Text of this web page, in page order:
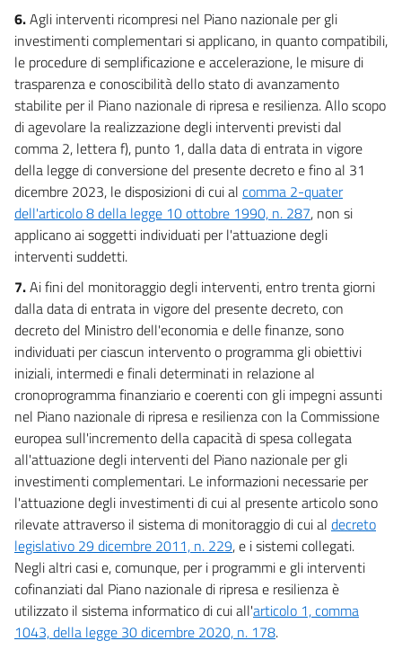
6.Agli interventi ricompresi nel Piano nazionale per gli
investimenti complementari si applicano, in quanto compatibili,
le procedure di semplificazione e accelerazione, le misure di
trasparenza e conoscibilità dello stato di avanzamento
stabilite per il Piano nazionale di ripresa e resilienza. Allo scopo
di agevolare la realizzazione degli interventi previsti dal
comma 2, lettera f), punto 1, dalla data di entrata in vigore
della legge di conversione del presente decreto e fino al 31
dicembre 2023, le disposizioni di cui al comma 2-quater
dell'articolo 8 della legge 10 ottobre 1990, n. 287, non si
applicano ai soggetti individuati per l'attuazione degli
interventi suddetti.
7.Ai fini del monitoraggio degli interventi, entro trenta giorni
dalla data di entrata in vigore del presente decreto, con
decreto del Ministro dell'economia e delle finanze, sono
individuati per ciascun intervento o programma gli obiettivi
iniziali, intermedi e finali determinati in relazione al
cronoprogramma finanziario e coerenti con gli impegni assunti
nel Piano nazionale di ripresa e resilienza con la Commissione
europea sull'incremento della capacità di spesa collegata
all'attuazione degli interventi del Piano nazionale per gli
investimenti complementari. Le informazioni necessarie per
l'attuazione degli investimenti di cui al presente articolo sono
rilevate attraverso il sistema di monitoraggio di cui al decreto
legislativo 29 dicembre 2011, n. 229, e i sistemi collegati.
Negli altri casi e, comunque, per i programmi e gli interventi
cofinanziati dal Piano nazionale di ripresa e resilienza è
utilizzato il sistema informatico di cui all'articolo 1, comma
1043, della legge 30 dicembre 2020, n. 178.